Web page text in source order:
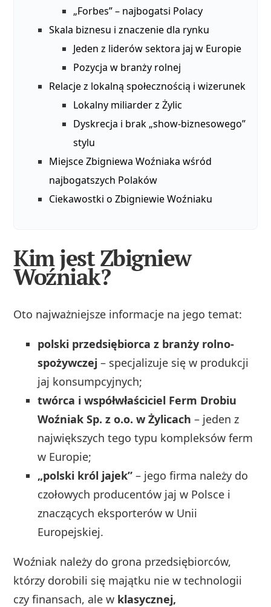
„Forbes” – najbogatsi Polacy
Skala biznesu i znaczenie dla rynku
Jeden z liderów sektora jaj w Europie
Pozycja w branży rolnej
Relacje z lokalną społecznością i wizerunek
Lokalny miliarder z Żylic
Dyskrecja i brak „show-biznesowego”
stylu
Miejsce Zbigniewa Woźniaka wśród
najbogatszych Polaków
Ciekawostki o Zbigniewie Woźniaku
Kim jest Zbigniew
Woźniak?
Oto najważniejsze informacje na jego temat:
polski przedsiębiorca z branży rolno-
spożywczej – specjalizuje się w produkcji
jaj konsumpcyjnych;
twórca i współwłaściciel Ferm Drobiu
Woźniak Sp. z o.o. w Żylicach – jeden z
największych tego typu kompleksów ferm
w Europie;
„polski król jajek” – jego firma należy do
czołowych producentów jaj w Polsce i
znaczących eksporterów w Unii
Europejskiej.
Woźniak należy do grona przedsiębiorców,
którzy dorobili się majątku nie w technologii
czy finansach, ale w klasycznej,